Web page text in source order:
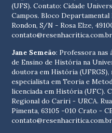
(UFS). Contato: Cidade
Campos. Bloco Departamental
Rondon, S/N - Rosa Elze,
contato@resenhacritica.com.br
Jane Semeão: Professora nas
de Ensino de História na
doutora em História
especialista em Teoria e
licenciada em História (UFC).
Regional do Cariri - URCA.
Pimenta, 63105 -010 Crato -
contato@resenhacritica.com.br